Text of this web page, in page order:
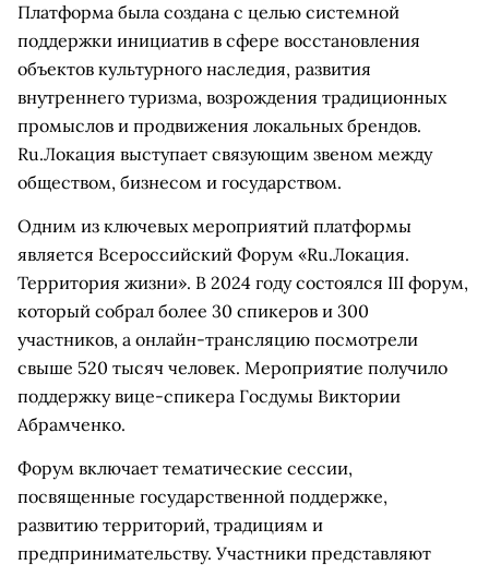
Платформа была создана с целью системной
поддержки инициатив в сфере восстановления
объектов культурного наследия, развития
внутреннего туризма, возрождения традиционных
промыслов и продвижения локальных брендов.
Ru.Локация выступает связующим звеном между
обществом, бизнесом и государством.
Одним из ключевых мероприятий платформы
является Всероссийский Форум «Ru.Локация.
Территория жизни». В 2024 году состоялся III форум,
который собрал более 30 спикеров и 300
участников, а онлайн-трансляцию посмотрели
свыше 520 тысяч человек. Мероприятие получило
поддержку вице-спикера Госдумы Виктории
Абрамченко.
Форум включает тематические сессии,
посвященные государственной поддержке,
развитию территорий, традициям и
предпринимательству. Участники представляют